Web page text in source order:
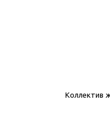
Коллектив